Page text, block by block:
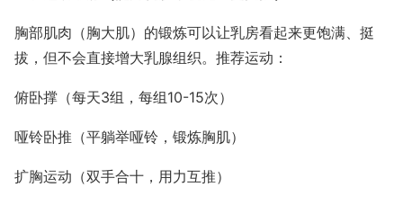
胸部肌肉（胸大肌）的锻炼可以让乳房看起来更饱满、挺
拔，但不会直接增大乳腺组织。推荐运动：
俯卧撑（每天3组，每组10-15次）
哑铃卧推（平躺举哑铃，锻炼胸肌）
扩胸运动（双手合十，用力互推）